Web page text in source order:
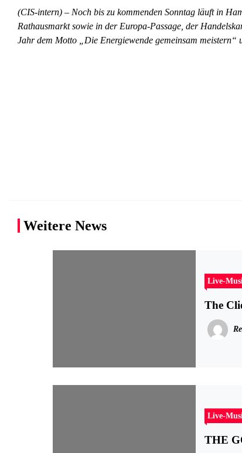
(CIS-intern) – Noch bis zu kommenden Sonntag läuft in
Rathausmarkt sowie in der Europa-Passage, der
Jahr dem Motto „Die Energiewende gemeinsam
Weitere News
Live-
The
Live-
THE